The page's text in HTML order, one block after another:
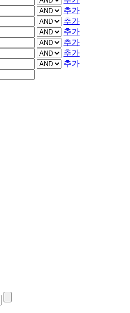
추가
추가
추가
추가
추가
추가